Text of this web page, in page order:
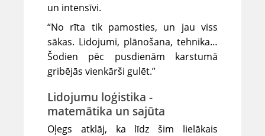
un intensīvi.
“No rīta tik pamosties, un jau viss
sākas. Lidojumi, plānošana, tehnika…
Šodien pēc pusdienām karstumā
gribējās vienkārši gulēt.”
Lidojumu loģistika -
matemātika un sajūta
Oļegs atklāj, ka līdz šim lielākais